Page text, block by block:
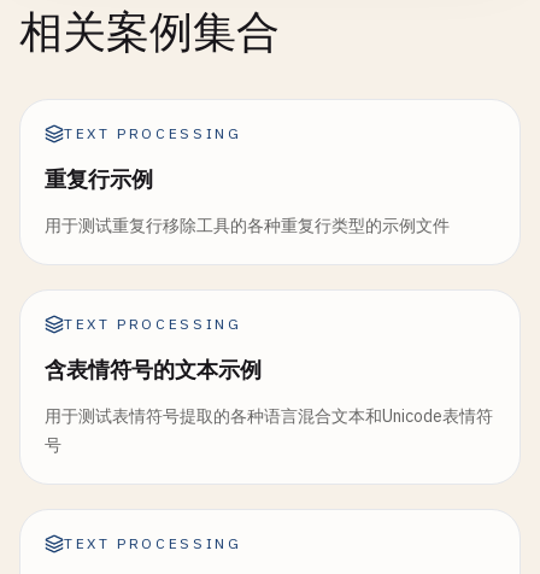
相关案例集合
TEXT PROCESSING
重复行示例
用于测试重复行移除工具的各种重复行类型的示例文件
TEXT PROCESSING
含表情符号的文本示例
用于测试表情符号提取的各种语言混合文本和Unicode表情符
号
TEXT PROCESSING